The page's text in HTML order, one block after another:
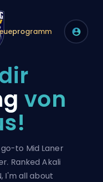
von
go-to Mid Laner
Ranked Akali
I'm all about